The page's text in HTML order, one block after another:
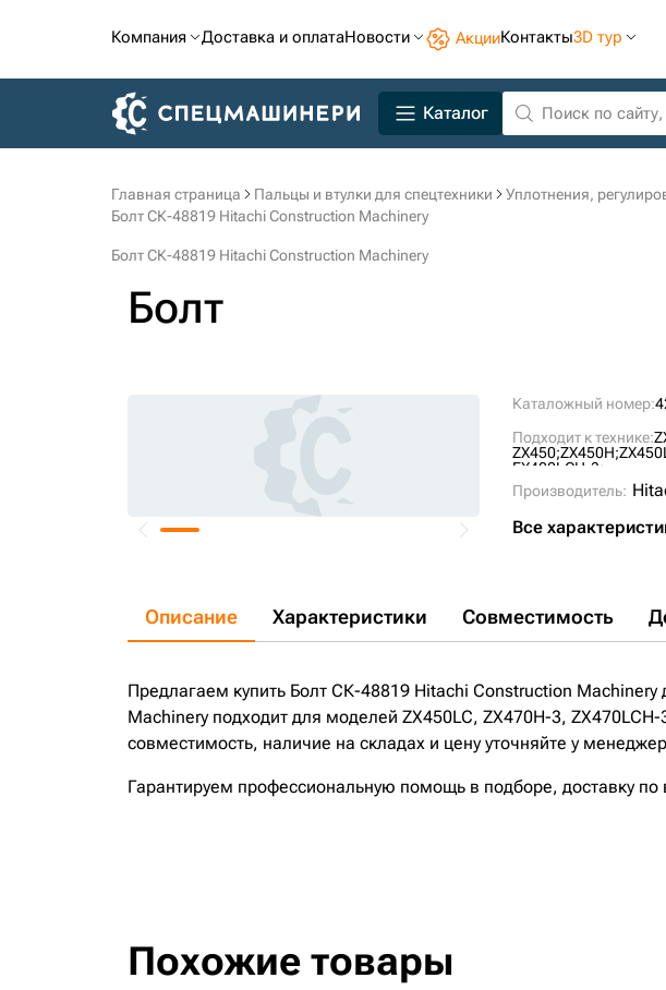
Компания Доставка и оплатаНовости АкцииКонтакты3D тур
Каталог
Главная страница Пальцы и втулки для спецтехники
Уплотнения,
Болт СК-48819 Hitachi Construction Machinery
Болт СК-48819 Hitachi Construction Machinery
Болт
Каталожный номер:
Подходит к технике:
ZX450;ZX450H;
EX400LCH-3;
Производитель:
Все
Описание Характеристики Совместимость
Предлагаем купить Болт СК-48819 Hitachi Construction
Machinery подходит для моделей ZX450LC, ZX470H-3,
совместимость, наличие на складах и цену уточняйте у
Гарантируем профессиональную помощь в подборе, доставку
Похожие товары